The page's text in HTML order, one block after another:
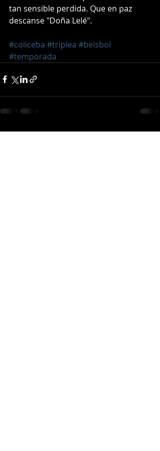
tan sensible perdida. Que en paz
descanse "Doña Lelé".
#coliceba #triplea #beisbol
#temporada